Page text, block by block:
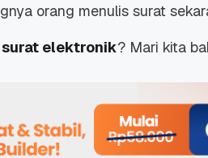
orang menulis surat
surat elektronik? Mari kita